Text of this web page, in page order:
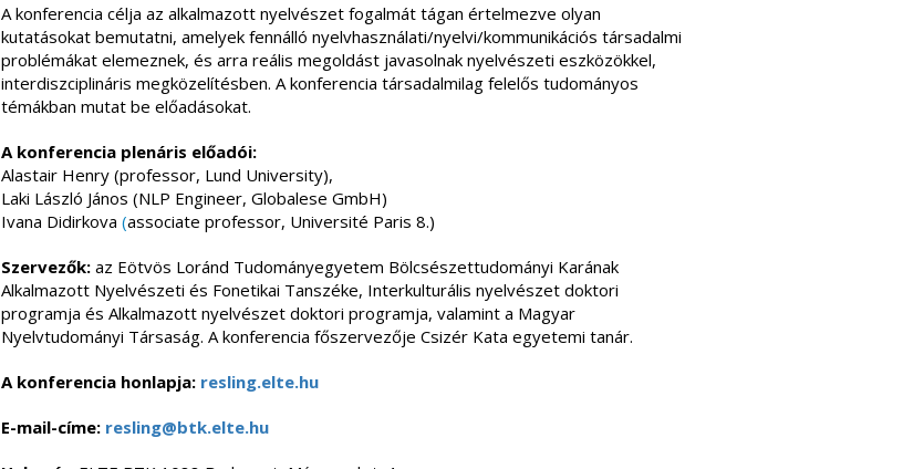
A konferencia célja az alkalmazott nyelvészet fogalmát tágan értelmezve olyan
kutatásokat bemutatni, amelyek fennálló nyelvhasználati/nyelvi/kommunikációs társadalmi
problémákat elemeznek, és arra reális megoldást javasolnak nyelvészeti eszközökkel,
interdiszciplináris megközelítésben. A konferencia társadalmilag felelős tudományos
témákban mutat be előadásokat.
A konferencia plenáris előadói:
Alastair Henry (professor, Lund University),
Laki László János (NLP Engineer, Globalese GmbH)
Ivana Didirkova (associate professor, Université Paris 8.)
Szervezők:az Eötvös Loránd Tudományegyetem Bölcsészettudományi Karának
Alkalmazott Nyelvészeti és Fonetikai Tanszéke, Interkulturális nyelvészet doktori
programja és Alkalmazott nyelvészet doktori programja, valamint a Magyar
Nyelvtudományi Társaság. A konferencia főszervezője Csizér Kata egyetemi tanár.
A konferencia honlapja: resling.elte.hu
E-mail-címe: resling@btk.elte.hu